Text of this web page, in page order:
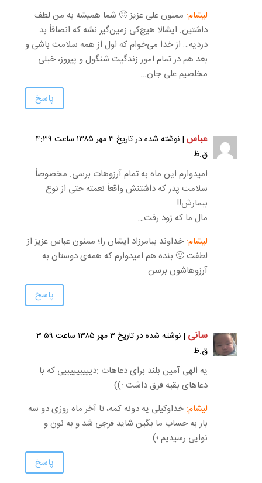
لیشام: ممنون علی عزیز 🙂 شما همیشه به من لطف
داشتین. ایشالا هیچ‌کی زمین‌گیر نشه که انصافاً بد
دردیه… از خدا می‌خوام که اول از همه سلامت باشی و
بعد هم در تمام امور زندگیت شنگول و پیروز، خیلی
مخلصیم علی جان…
پاسخ
عباس
| نوشته شده در تاریخ ۳ مهر ۱۳۸۵ ساعت ۴:۳۹
ق.ظ
امیدوارم این ماه به تمام آرزوهات برسی. مخصوصاً
سلامت پدر که داشتنش واقعاً نعمته حتی از نوع
بیمارش!!
مال ما که زود رفت…
لیشام: خداوند بیامرزاد ایشان را؛ ممنون عباس عزیز از
لطفت 🙂 بنده هم امیدوارم که همه‌ی دوستان به
آرزوهاشون برسن
پاسخ
سانی
| نوشته شده در تاریخ ۳ مهر ۱۳۸۵ ساعت ۳:۵۹
ق.ظ
یه الهی آمین بلند برای دعاهات :دیییییییییی که با
دعاهای بقیه فرق داشت :))
لیشام: خداوکیلی یه دونه کمه، تا آخر ماه روزی دو سه
بار به حساب ما بگین شاید فرجی شد و به نون و
نوایی رسیدیم ؛)
پاسخ